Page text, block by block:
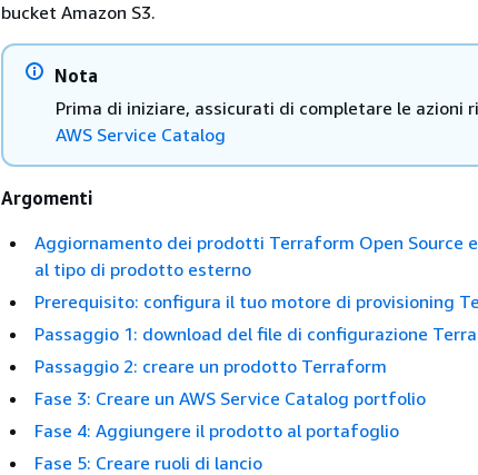
bucket Amazon S3.
Nota
Prima di iniziare, assicurati di completare le azioni
AWS Service Catalog
Argomenti
Aggiornamento dei prodotti Terraform Open
al tipo di prodotto esterno
Prerequisito: configura il tuo motore di provisioning
Passaggio 1: download del file di configurazione
Passaggio 2: creare un prodotto Terraform
Fase 3: Creare un AWS Service Catalog portfolio
Fase 4: Aggiungere il prodotto al portafoglio
Fase 5: Creare ruoli di lancio